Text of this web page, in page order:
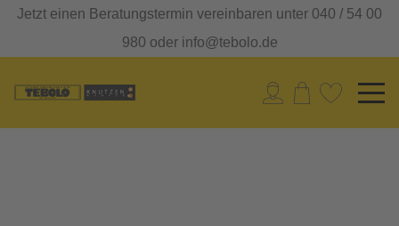
Jetzt einen Beratungstermin vereinbaren unter 040 / 54 00
980 oder info@tebolo.de